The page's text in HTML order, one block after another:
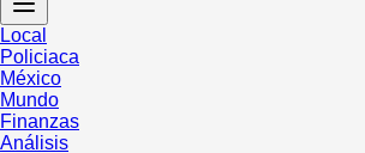
Local
Policiaca
México
Mundo
Finanzas
Análisis